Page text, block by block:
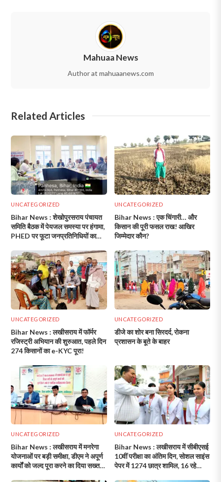
Mahuaa News
Author at mahuaanews.com
Related Articles
UNCATEGORIZED
Bihar News : शेखोपुरसराय पंचायत
समिति बैठक में पेयजल समस्या पर हंगामा,
PHED पर फूटा जनप्रतिनिधियों का
UNCATEGORIZED
Bihar News : एक चिंगारी… और
किसान की पूरी फसल राख! आखिर
जिम्मेदार कौन?
UNCATEGORIZED
Bihar News : लखीसराय में फॉर्मर
रजिस्ट्री अभियान की शुरुआत, पहले दिन
274 किसानों का e-KYC पूरा!
UNCATEGORIZED
डीजे का शोर बना सिरदर्द, रोकना
प्रशासन के बूते के बाहर
UNCATEGORIZED
Bihar News : लखीसराय में मनरेगा
योजनाओं पर बड़ी समीक्षा, डीएम ने अपूर्ण
कार्यों को जल्द पूरा करने का दिया सख्त
UNCATEGORIZED
Bihar News : लखीसराय में सीबीएसई
10वीं परीक्षा का अंतिम दिन, सोशल साइंस
पेपर में 1274 छात्र शामिल, 16 रहे